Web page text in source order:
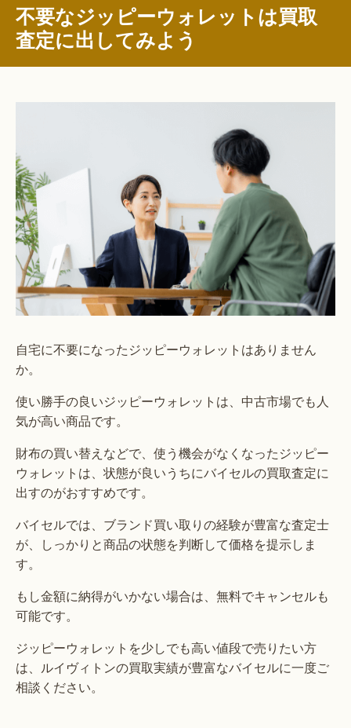
不要なジッピーウォレットは買取
査定に出してみよう
自宅に不要になったジッピーウォレットはありません
か。
使い勝手の良いジッピーウォレットは、中古市場でも人
気が高い商品です。
財布の買い替えなどで、使う機会がなくなったジッピー
ウォレットは、状態が良いうちにバイセルの買取査定に
出すのがおすすめです。
バイセルでは、ブランド買い取りの経験が豊富な査定士
が、しっかりと商品の状態を判断して価格を提示しま
す。
もし金額に納得がいかない場合は、無料でキャンセルも
可能です。
ジッピーウォレットを少しでも高い値段で売りたい方
は、ルイヴィトンの買取実績が豊富なバイセルに一度ご
相談ください。